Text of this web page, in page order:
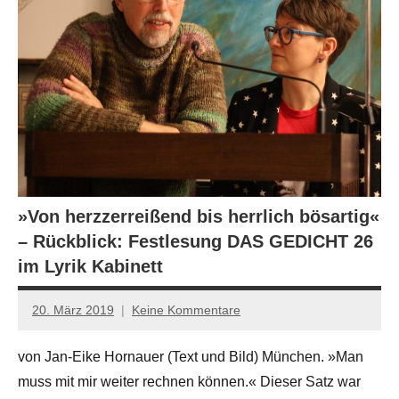
»Von herzzerreißend bis herrlich bösartig«
– Rückblick: Festlesung DAS GEDICHT 26
im Lyrik Kabinett
20. März 2019
Jan-
Hornauer
für
Keine Kommentare
von Jan-Eike Hornauer (Text und Bild) München. »Man
muss mit mir weiter rechnen können.« Dieser Satz war